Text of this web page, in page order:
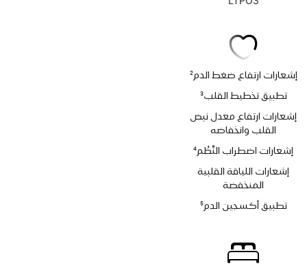
إشعارات ارتفاع ضغط الدم2
تطبيق تخطيط القلب3
إشعارات ارتفاع معدل نبض
القلب وانخفاضه
إشعارات اضطراب النَّظْم4
إشعارات اللياقة القلبية
المنخفضة
تطبيق أكسجين الدم5